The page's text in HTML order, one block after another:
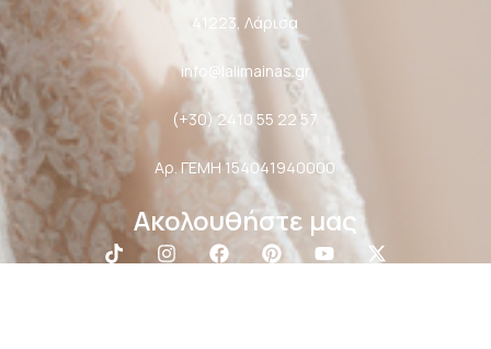
41223, Λάρισα
info@lalimainas.gr
(+30) 2410 55 22 57
Αρ. ΓΕΜΗ 154041940000
Ακολουθήστε μας